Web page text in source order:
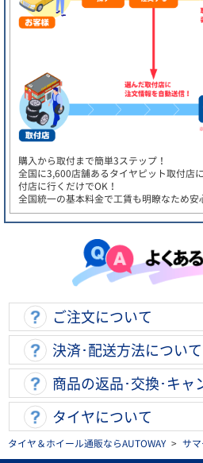
購入から取付まで簡単3ステップ！
全国に3,600店舗あるタイヤピット取付店
付店に行くだけでOK！
全国統一の基本料金で工賃も明瞭なため安
ご注文について
決済･配送方法について
商品の返品･交換･キャ
タイヤについて
タイヤ＆ホイール通販ならAUTOWAY > サ